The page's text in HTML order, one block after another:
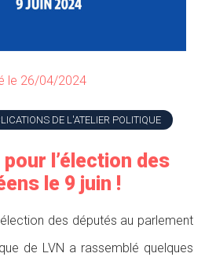
le 26/04/2024
DE L'ATELIER POLITIQUE
l’élection des
le 9 juin !
des députés au parlement
de LVN a rassemblé quelques